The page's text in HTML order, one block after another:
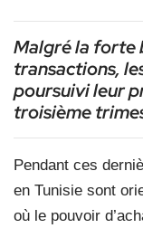
Malgré la forte
transactions,
poursuivi leur
troisième
Pendant ces
en Tunisie sont
où le pouvoir